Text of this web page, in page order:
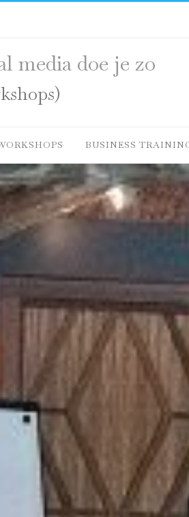
media doe je zo
BUSINESS